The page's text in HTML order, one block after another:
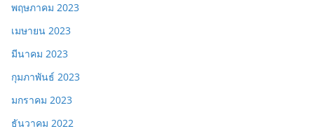
พฤษภาคม 2023
เมษายน 2023
มีนาคม 2023
กุมภาพันธ์ 2023
มกราคม 2023
ธันวาคม 2022